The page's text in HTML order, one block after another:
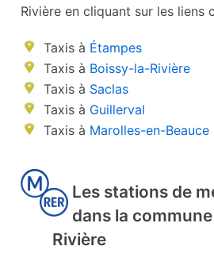
Rivière en cliquant sur les liens
Taxis à Étampes
Taxis à Boissy-la-Rivière
Taxis à Saclas
Taxis à Guillerval
Taxis à Marolles-en-Beauce
Les stations de
dans la
Rivière